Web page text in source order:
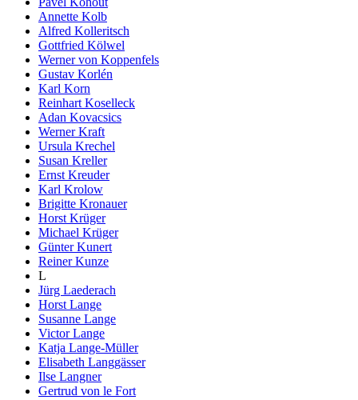
Annette Kolb
Alfred Kolleritsch
Gottfried Kölwel
Werner von Koppenfels
Gustav Korlén
Karl Korn
Reinhart Koselleck
Adan Kovacsics
Werner Kraft
Ursula Krechel
Susan Kreller
Ernst Kreuder
Karl Krolow
Brigitte Kronauer
Horst Krüger
Michael Krüger
Günter Kunert
Reiner Kunze
L
Jürg Laederach
Horst Lange
Susanne Lange
Victor Lange
Katja Lange-Müller
Elisabeth Langgässer
Ilse Langner
Gertrud von le Fort